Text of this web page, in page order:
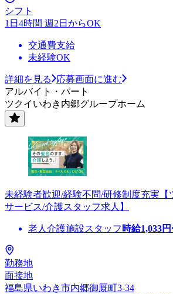
シフト
1日4時間 週2日からOK
交通費支給
未経験OK
詳細を見る
応募画面に進む
アルバイト・パート
ツクイいわき内郷グループホーム
未経験者歓迎/経験不問/研修制度充実【
サービス/介護スタッフ求人】
老人介護施設スタッフ 時給1,033
勤務地
面接地
福島県いわき市内郷御厩町3-34